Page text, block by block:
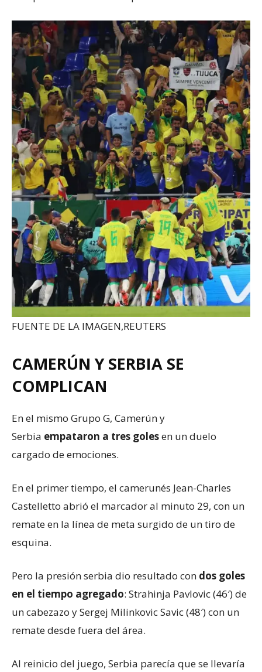
FUENTE DE LA IMAGEN,REUTERS
CAMERÚN Y SERBIA SE
COMPLICAN
En el mismo Grupo G, Camerún y
Serbia empataron a tres golesen un duelo
cargado de emociones.
En el primer tiempo, el camerunés Jean-Charles
Castelletto abrió el marcador al minuto 29, con un
remate en la línea de meta surgido de un tiro de
esquina.
Pero la presión serbia dio resultado con dos goles
en el tiempo agregado: Strahinja Pavlovic (46′) de
un cabezazo y Sergej Milinkovic Savic (48′) con un
remate desde fuera del área.
Al reinicio del juego, Serbia parecía que se llevaría